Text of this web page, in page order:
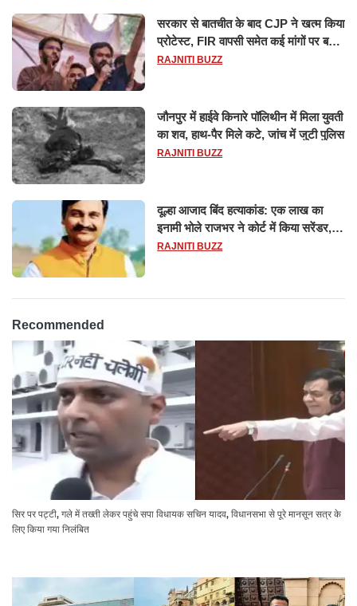
सरकार से बातचीत के बाद CJP ने खत्म किया
प्रोटेस्ट, FIR वापसी समेत कई मांगों पर बनी
सहमति
RAJNITI BUZZ
जौनपुर में हाईवे किनारे पॉलिथीन में मिला युवती
का शव, हाथ-पैर मिले कटे, जांच में जुटी पुलिस
RAJNITI BUZZ
दूल्हा आजाद बिंद हत्याकांड: एक लाख का
इनामी भोले राजभर ने कोर्ट में किया सरेंडर,
14 दिन के लिए भेजा गया जेल
RAJNITI BUZZ
Recommended
सिर पर पट्टी, गले में तख्ती लेकर पहुंचे सपा विधायक सचिन यादव, विधानसभा से पूरे मानसून सत्र के
लिए किया गया निलंबित